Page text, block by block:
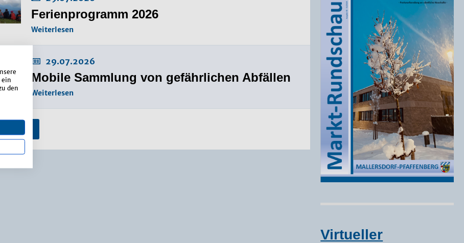
ein
den
Ferienprogramm 2026
Weiterlesen
29.07.2026
Mobile Sammlung von gefährlichen Abfällen
Weiterlesen
Virtueller